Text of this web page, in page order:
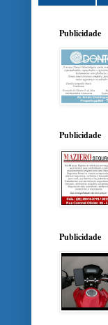
Publicidade
Publicidade
Publicidade